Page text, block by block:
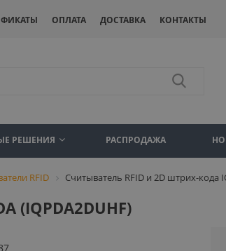
ОПЛАТА ДОСТАВКА КОНТАКТЫ
РЕШЕНИЯ РАСПРОДАЖА
RFID Считыватель RFID и 2D штрих-кода
(IQPDA2DUHF)